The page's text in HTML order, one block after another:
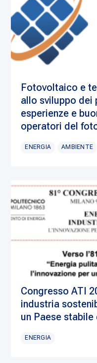
Fotovoltaico e
allo sviluppo dei
esperienze e
operatori del
ENERGIA AMBIENTE
Congresso ATI
industria
un Paese stabile
ENERGIA